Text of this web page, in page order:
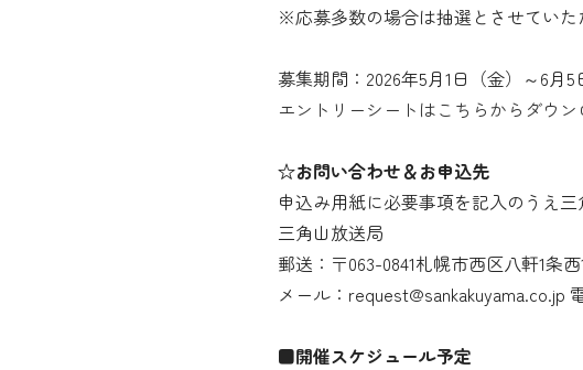
※応募多数の場合は抽選とさせていた
募集期間：2026年5月1日（金）～6月5
エントリーシートはこちらからダウン
☆お問い合わせ＆お申込先
申込み用紙に必要事項を記入のうえ
三角山放送局
郵送：〒063-0841札幌市西区八軒1条
メール：request@sankakuyama.co.jp
■開催スケジュール予定